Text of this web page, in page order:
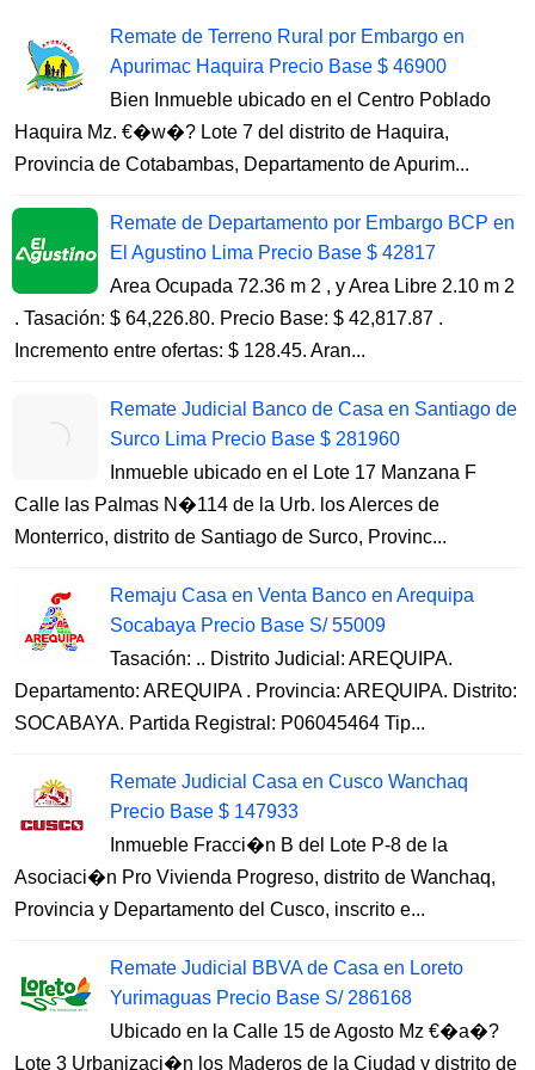
Remate de Terreno Rural por Embargo en
Apurimac Haquira Precio Base $ 46900
Bien Inmueble ubicado en el Centro Poblado
Haquira Mz. €�w�? Lote 7 del distrito de Haquira,
Provincia de Cotabambas, Departamento de Apurim...
Remate de Departamento por Embargo BCP en
El Agustino Lima Precio Base $ 42817
Area Ocupada 72.36 m 2 , y Area Libre 2.10 m 2
. Tasación: $ 64,226.80. Precio Base: $ 42,817.87 .
Incremento entre ofertas: $ 128.45. Aran...
Remate Judicial Banco de Casa en Santiago de
Surco Lima Precio Base $ 281960
Inmueble ubicado en el Lote 17 Manzana F
Calle las Palmas N�114 de la Urb. los Alerces de
Monterrico, distrito de Santiago de Surco, Provinc...
Remaju Casa en Venta Banco en Arequipa
Socabaya Precio Base S/ 55009
Tasación: .. Distrito Judicial: AREQUIPA.
Departamento: AREQUIPA . Provincia: AREQUIPA. Distrito:
SOCABAYA. Partida Registral: P06045464 Tip...
Remate Judicial Casa en Cusco Wanchaq
Precio Base $ 147933
Inmueble Fracci�n B del Lote P-8 de la
Asociaci�n Pro Vivienda Progreso, distrito de Wanchaq,
Provincia y Departamento del Cusco, inscrito e...
Remate Judicial BBVA de Casa en Loreto
Yurimaguas Precio Base S/ 286168
Ubicado en la Calle 15 de Agosto Mz €�a�?
Lote 3 Urbanizaci�n los Maderos de la Ciudad y distrito de